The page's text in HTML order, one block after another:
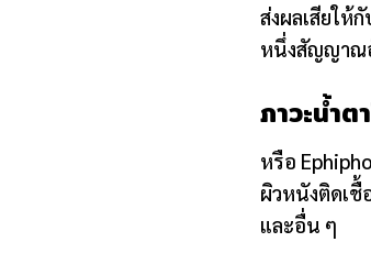
ส่งผลเสียให้
หนึ่งสัญญาณ
ภาวะน้ำ
หรือ
ผิวหนังติดเชื้
และอื่น ๆ